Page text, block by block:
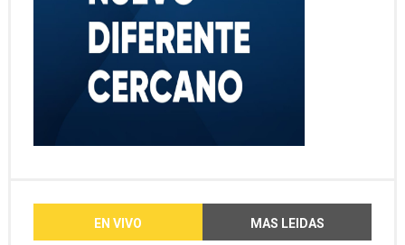
EN VIVO MAS LEIDAS